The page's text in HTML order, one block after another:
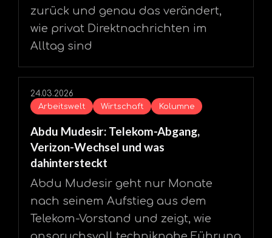
zurück und genau das verändert,
wie privat Direktnachrichten im
Alltag sind
24.03.2026
Arbeitswelt
Wirtschaft Kolumne
Abdu Mudesir: Telekom-Abgang,
Verizon-Wechsel und was
dahintersteckt
Abdu Mudesir geht nur Monate
nach seinem Aufstieg aus dem
Telekom-Vorstand und zeigt, wie